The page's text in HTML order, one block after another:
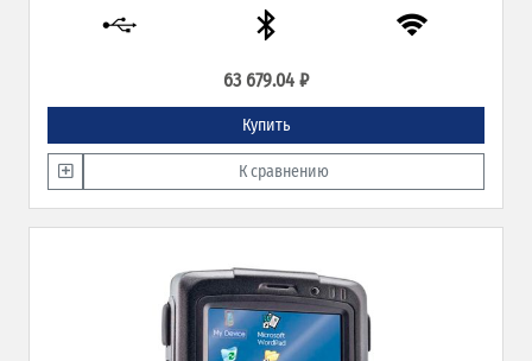
63 679.04 ₽
Купить
К сравнению